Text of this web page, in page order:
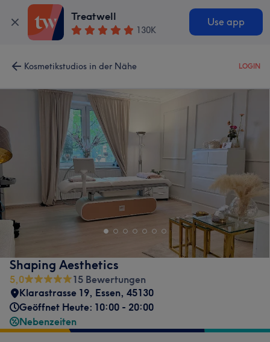
Treatwell
130K
Use app
Kosmetikstudios in der Nähe LOGIN
Shaping Aesthetics
5,0
15 Bewertungen
Klarastrasse 19, Essen, 45130
Geöffnet Heute: 10:00 - 20:00
Nebenzeiten